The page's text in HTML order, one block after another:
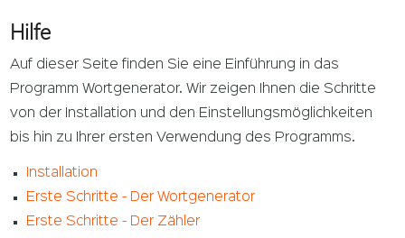
Hilfe
Auf dieser Seite finden Sie eine Einführung in das
Programm Wortgenerator. Wir zeigen Ihnen die Schritte
von der Installation und den Einstellungsmöglichkeiten
bis hin zu Ihrer ersten Verwendung des Programms.
Installation
Erste Schritte - Der Wortgenerator
Erste Schritte - Der Zähler